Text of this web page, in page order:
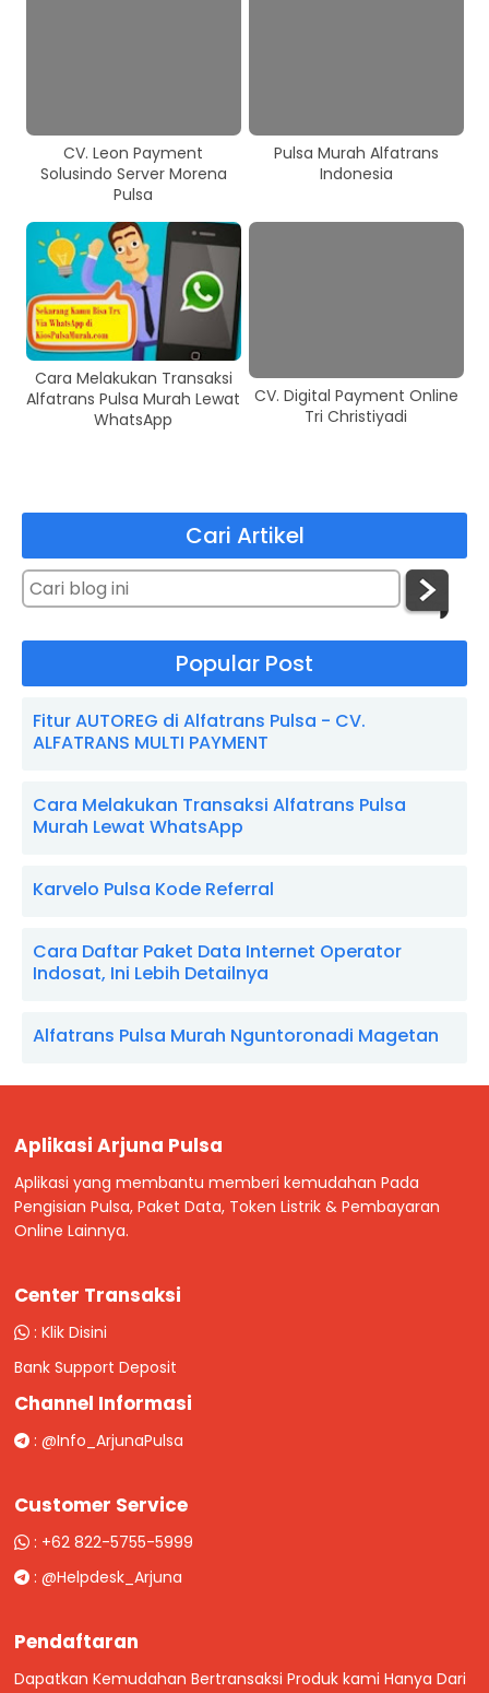
CV. Leon Payment
Solusindo Server Morena
Pulsa
Pulsa Murah Alfatrans
Indonesia
Cara Melakukan Transaksi
Alfatrans Pulsa Murah Lewat
WhatsApp
CV. Digital Payment Online
Tri Christiyadi
Cari Artikel
Popular Post
Fitur AUTOREG di Alfatrans Pulsa - CV.
ALFATRANS MULTI PAYMENT
Cara Melakukan Transaksi Alfatrans Pulsa
Murah Lewat WhatsApp
Karvelo Pulsa Kode Referral
Cara Daftar Paket Data Internet Operator
Indosat, Ini Lebih Detailnya
Alfatrans Pulsa Murah Nguntoronadi Magetan
Aplikasi Arjuna Pulsa
Aplikasi yang membantu memberi kemudahan Pada
Pengisian Pulsa, Paket Data, Token Listrik & Pembayaran
Online Lainnya.
Center Transaksi
: Klik Disini
Bank Support Deposit
Channel Informasi
: @Info_ArjunaPulsa
Customer Service
: +62 822-5755-5999
: @Helpdesk_Arjuna
Pendaftaran
Dapatkan Kemudahan Bertransaksi Produk kami Hanya Dari